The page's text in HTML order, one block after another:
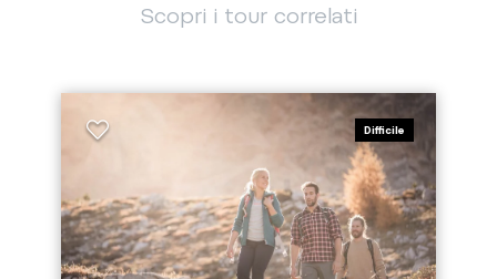
Scopri i tour correlati
Difficile